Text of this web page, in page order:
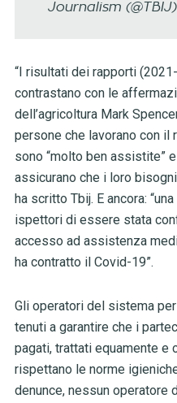
Journalism (@TBIJ)
“I risultati dei rapporti
contrastano con le
dell’agricoltura Mark
persone che lavorano con
sono “molto ben assistite”
assicurano che i loro
ha scritto Tbij. E ancora:
ispettori di essere stata
accesso ad assistenza
ha contratto il Covid-19”.
Gli operatori del sistema
tenuti a garantire che i
pagati, trattati equamente e
rispettano le norme
denunce, nessun operatore